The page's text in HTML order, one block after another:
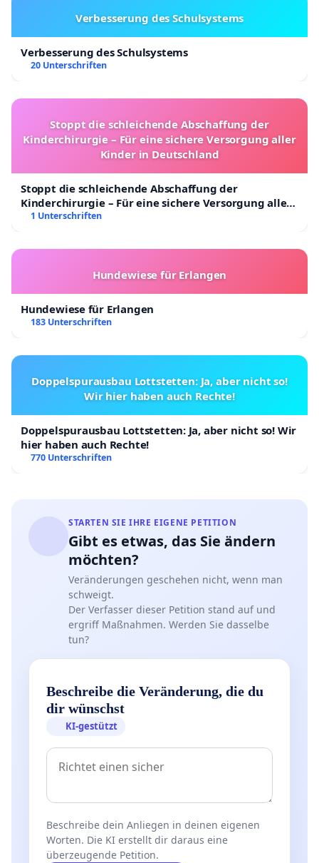
Verbesserung des Schulsystems
Verbesserung des Schulsystems
20 Unterschriften
Stoppt die schleichende Abschaffung der
Kinderchirurgie – Für eine sichere Versorgung aller
Kinder in Deutschland
Stoppt die schleichende Abschaffung der
Kinderchirurgie – Für eine sichere Versorgung aller
Kinder in Deutschland
1 Unterschriften
Hundewiese für Erlangen
Hundewiese für Erlangen
183 Unterschriften
Doppelspurausbau Lottstetten: Ja, aber nicht so!
Wir hier haben auch Rechte!
Doppelspurausbau Lottstetten: Ja, aber nicht so! Wir
hier haben auch Rechte!
770 Unterschriften
STARTEN SIE IHRE EIGENE PETITION
Gibt es etwas, das Sie ändern
möchten?
Veränderungen geschehen nicht, wenn man
schweigt.
Der Verfasser dieser Petition stand auf und
ergriff Maßnahmen. Werden Sie dasselbe
tun?
Beschreibe die Veränderung, die du
dir wünschst
KI-gestützt
Beschreibe dein Anliegen in deinen eigenen
Worten. Die KI erstellt dir daraus eine
überzeugende Petition.